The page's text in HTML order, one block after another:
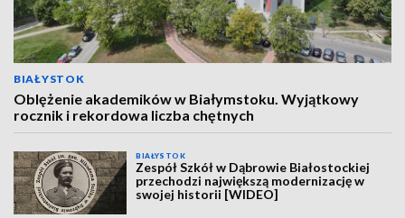
BIAŁYSTOK
Oblężenie akademików w Białymstoku. Wyjątkowy
rocznik i rekordowa liczba chętnych
BIAŁYSTOK
Zespół Szkół w Dąbrowie Białostockiej
przechodzi największą modernizację w
swojej historii [WIDEO]